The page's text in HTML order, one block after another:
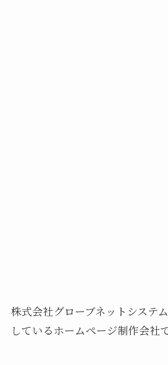
株式会社グローブネットシステ
しているホームページ制作会社で